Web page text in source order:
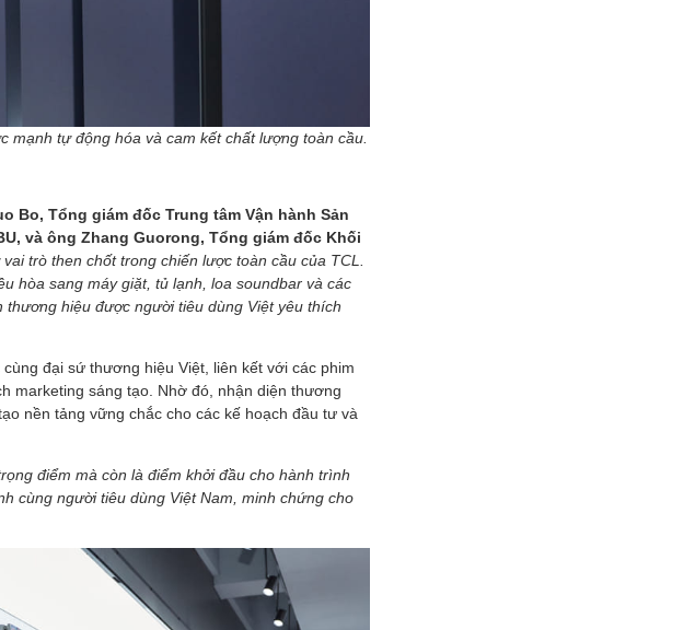
mạnh tự động hóa và cam kết chất lượng toàn cầu.
Bo, Tổng giám đốc Trung tâm Vận hành Sản
và ông Zhang Guorong, Tổng giám đốc Khối
trò then chốt trong chiến lược toàn cầu của TCL.
hòa sang máy giặt, tủ lạnh, loa soundbar và các
hiệu được người tiêu dùng Việt yêu thích
đại sứ thương hiệu Việt, liên kết với các phim
marketing sáng tạo. Nhờ đó, nhận diện thương
nền tảng vững chắc cho các kế hoạch đầu tư và
điểm mà còn là điểm khởi đầu cho hành trình
cùng người tiêu dùng Việt Nam, minh chứng cho